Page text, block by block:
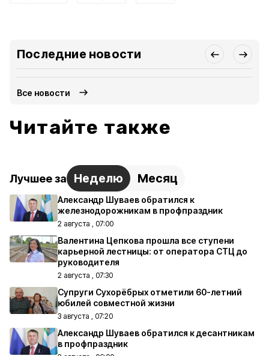
Последние новости
Все новости
Читайте также
Лучшее за Неделю Месяц
Александр Шуваев обратился к
железнодорожникам в профпраздник
2 августа , 07:00
Валентина Цепкова прошла все ступени
карьерной лестницы: от оператора СТЦ до
руководителя
2 августа , 07:30
Супруги Сухорёбрых отметили 60-летний
юбилей совместной жизни
3 августа , 07:20
Александр Шуваев обратился к десантникам
в профпраздник